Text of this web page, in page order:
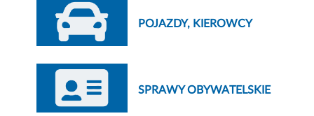
POJAZDY, KIEROWCY
SPRAWY OBYWATELSKIE